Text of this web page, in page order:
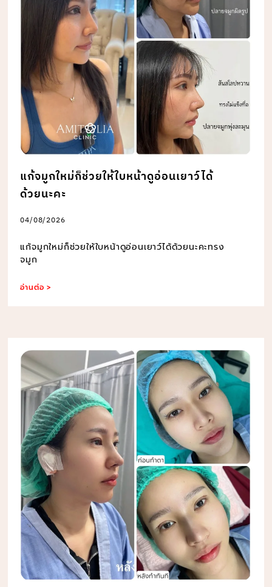
แก้จมูกใหม่ก็ช่วยให้ใบหน้าดูอ่อนเยาว์ได้
ด้วยนะคะ
04/08/2026
แก้จมูกใหม่ก็ช่วยให้ใบหน้าดูอ่อนเยาว์ได้ด้วยนะคะทรง
จมูก
อ่านต่อ >